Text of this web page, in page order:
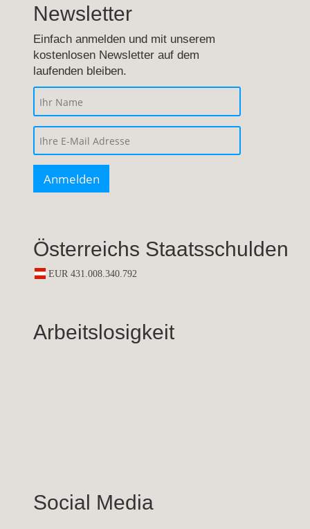
Newsletter
Einfach anmelden und mit unserem
kostenlosen Newsletter auf dem
laufenden bleiben.
Österreichs Staatsschulden
Arbeitslosigkeit
Social Media